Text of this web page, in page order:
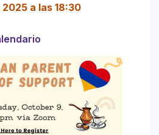
a las 18:30